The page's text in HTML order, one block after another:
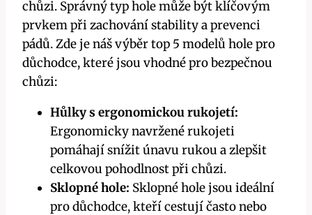
chůzi. Správný typ hole může být klíčovým
prvkem při zachování stability a prevenci
pádů. Zde je náš výběr top 5 modelů hole pro
důchodce, které jsou vhodné pro bezpečnou
chůzi:
Hůlky s ergonomickou rukojetí:
Ergonomicky navržené rukojeti
pomáhají snížit únavu rukou a zlepšit
celkovou pohodlnost při chůzi.
Sklopné hole: Sklopné hole jsou ideální
pro důchodce, kteří cestují často nebo